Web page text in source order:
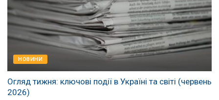
НОВИНИ
Огляд тижня: ключові події в Україні та світі (червень
2026)